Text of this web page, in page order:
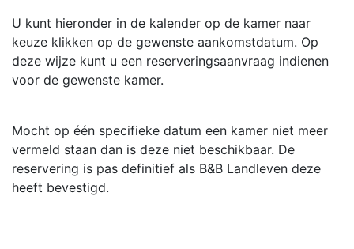
U kunt hieronder in de kalender op de kamer naar
keuze klikken op de gewenste aankomstdatum. Op
deze wijze kunt u een reserveringsaanvraag indienen
voor de gewenste kamer.
Mocht op één specifieke datum een kamer niet meer
vermeld staan dan is deze niet beschikbaar. De
reservering is pas definitief als B&B Landleven deze
heeft bevestigd.